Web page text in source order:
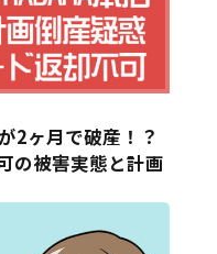
2ヶ月で破産！？
の被害実態と計画